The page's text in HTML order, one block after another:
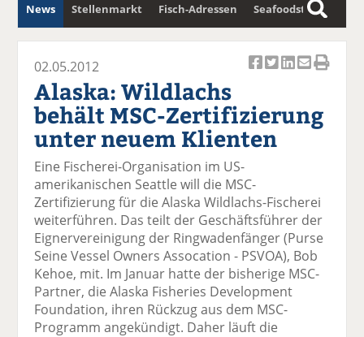
News Stellenmarkt Fisch-Adressen Seafoodstar
Fischwirtschafts-Gipfel Newsletter
S
u
c
k
el
a
F
ac
e
b
o
o
k
te
il
k
el
t
er
n
k
n
k
e
di
n
te
il
k
m
ai
l
v
er
k
el
e
n
02.05.2012
Alaska: Wildlachs
behält MSC-Zertifizierung
unter neuem Klienten
Eine Fischerei-Organisation im US-
amerikanischen Seattle will die MSC-
Zertifizierung für die Alaska Wildlachs-Fischerei
weiterführen. Das teilt der Geschäftsführer der
Eignervereinigung der Ringwadenfänger (Purse
Seine Vessel Owners Assocation - PSVOA), Bob
Kehoe, mit. Im Januar hatte der bisherige MSC-
Partner, die Alaska Fisheries Development
Foundation, ihren Rückzug aus dem MSC-
Programm angekündigt. Daher läuft die